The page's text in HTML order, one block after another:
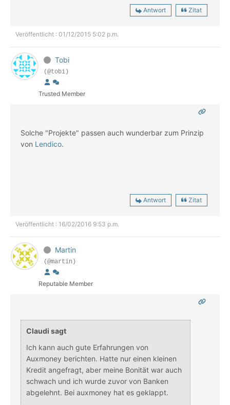
Antwort Zitat
Veröffentlicht : 01/12/2015 5:02 p.m.
Tobi
(@tobi)
Trusted Member
Solche "Projekte" passen auch wunderbar zum Prinzip
von Lendico.
Antwort Zitat
Veröffentlicht : 16/02/2016 9:53 p.m.
Martin
(@martin)
Reputable Member
Claudi sagt
Ich kann auch gute Erfahrungen von
Auxmoney berichten. Hatte nur einen kleinen
Kredit angefragt, aber meine Bonität war auch
schwach und ich wurde zuvor von Banken
abgelehnt. Bei auxmoney hat es geklappt.